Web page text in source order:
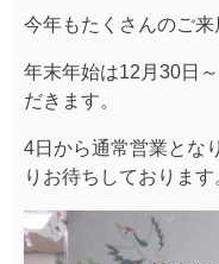
今年もたくさんのご来
年末年始は12月30日
だきます。
4日から通常営業とな
りお待ちしております